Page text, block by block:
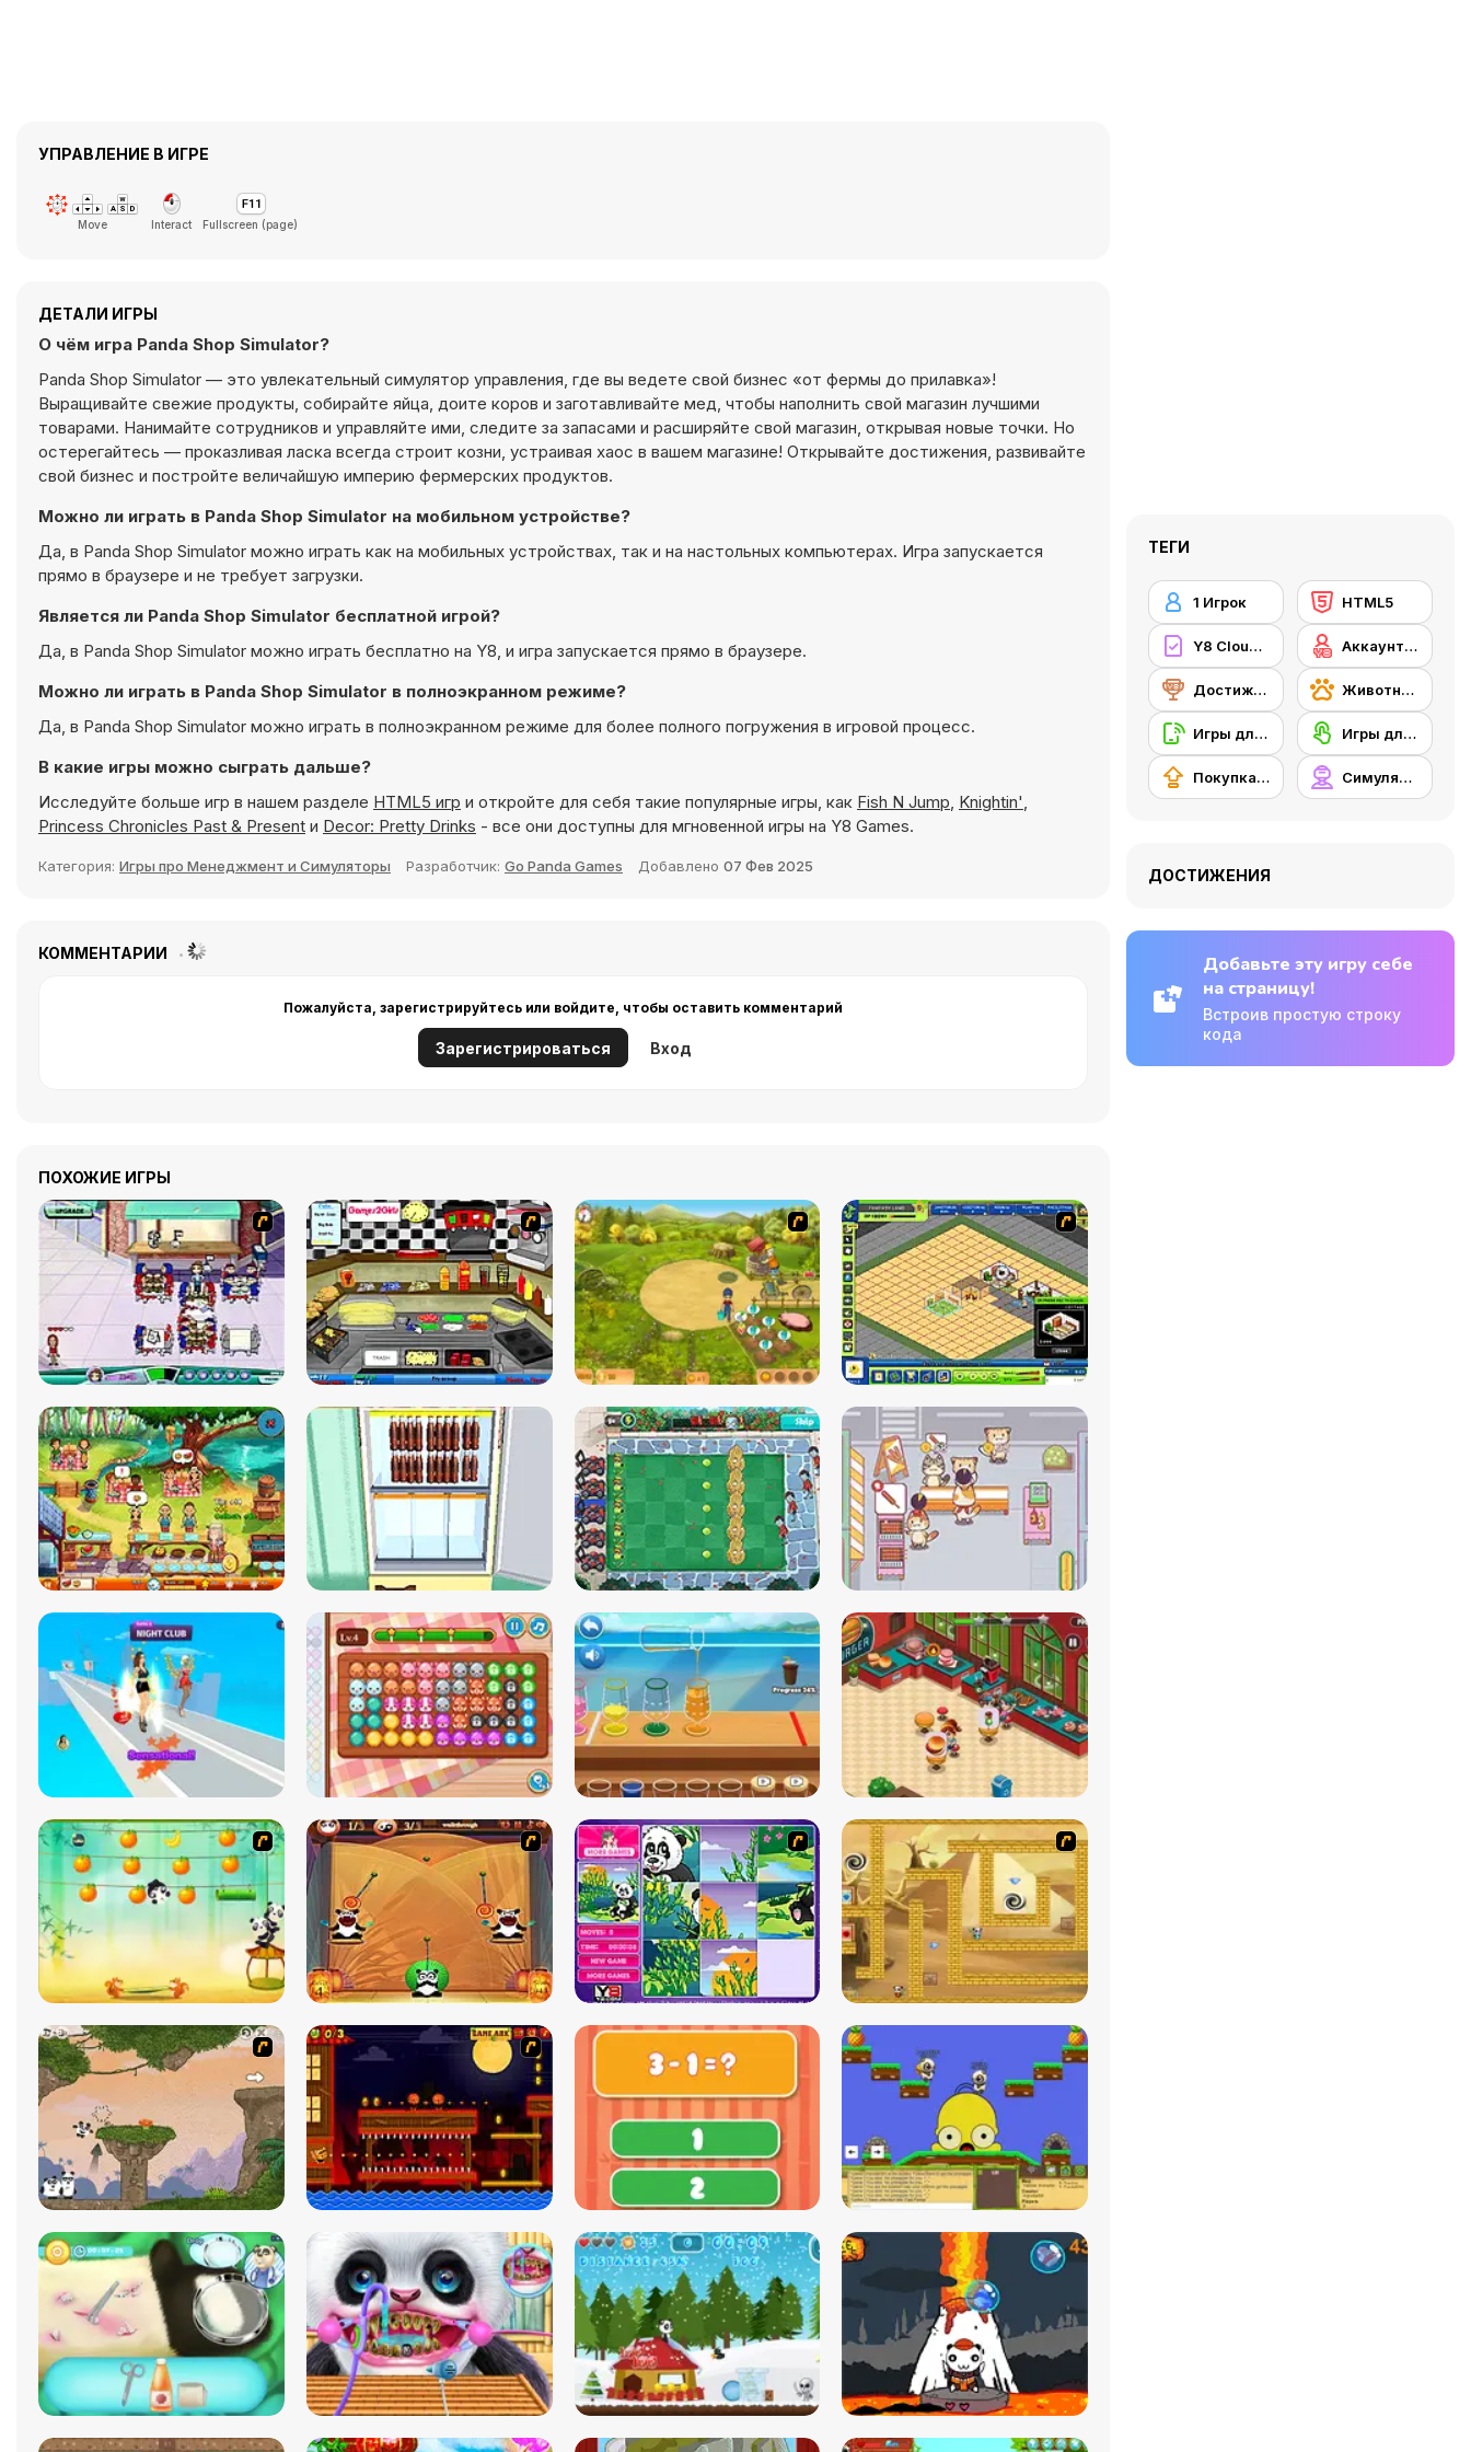
УПРАВЛЕНИЕ В ИГРЕ
Move Interact Fullscreen (page)
ДЕТАЛИ ИГРЫ
О чём игра Panda Shop Simulator?
Panda Shop Simulator — это увлекательный симулятор управления, где вы ведете свой бизнес «от фермы до прилавка»!
Выращивайте свежие продукты, собирайте яйца, доите коров и заготавливайте мед, чтобы наполнить свой магазин лучшими
товарами. Нанимайте сотрудников и управляйте ими, следите за запасами и расширяйте свой магазин, открывая новые точки. Но
остерегайтесь — проказливая ласка всегда строит козни, устраивая хаос в вашем магазине! Открывайте достижения, развивайте
свой бизнес и постройте величайшую империю фермерских продуктов.
Можно ли играть в Panda Shop Simulator на мобильном устройстве?
Да, в Panda Shop Simulator можно играть как на мобильных устройствах, так и на настольных компьютерах. Игра запускается
прямо в браузере и не требует загрузки.
Является ли Panda Shop Simulator бесплатной игрой?
Да, в Panda Shop Simulator можно играть бесплатно на Y8, и игра запускается прямо в браузере.
Можно ли играть в Panda Shop Simulator в полноэкранном режиме?
Да, в Panda Shop Simulator можно играть в полноэкранном режиме для более полного погружения в игровой процесс.
В какие игры можно сыграть дальше?
Исследуйте больше игр в нашем разделе HTML5 игр и откройте для себя такие популярные игры, как Fish N Jump, Knightin',
Princess Chronicles Past & Present и Decor: Pretty Drinks - все они доступны для мгновенной игры на Y8 Games.
Категория: Игры про Менеджмент и Симуляторы Разработчик: Go Panda Games Добавлено 07 Фев 2025
КОММЕНТАРИИ
Пожалуйста, зарегистрируйтесь или войдите, чтобы оставить комментарий
Зарегистрироваться Вход
ПОХОЖИЕ ИГРЫ
ТЕГИ
1 Игрок HTML5
Y8 Cloud Save Аккаунт Y8
Достижения на Y8 Животные
Игры для мобильных телефонов Игры для сенсорного экрана
Покупка нового снаряжения Симуляторы
ДОСТИЖЕНИЯ
Добавьте эту игру себе
на страницу!
Встроив простую строку
кода